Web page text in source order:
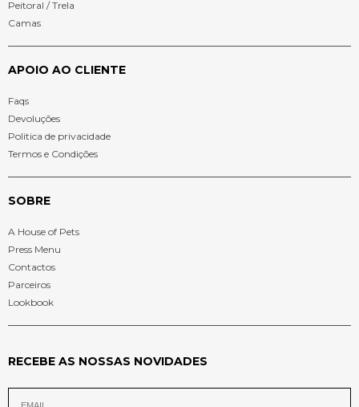
Peitoral / Trela
Camas
APOIO AO CLIENTE
Faqs
Devoluções
Politica de privacidade
Termos e Condições
SOBRE
A House of Pets
Press Menu
Contactos
Parceiros
Lookbook
RECEBE AS NOSSAS NOVIDADES